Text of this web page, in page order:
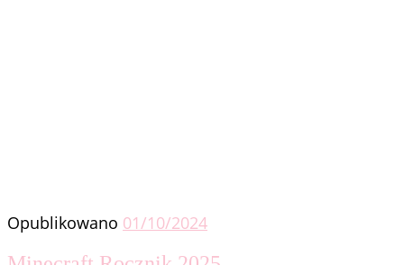
Opublikowano 01/10/2024